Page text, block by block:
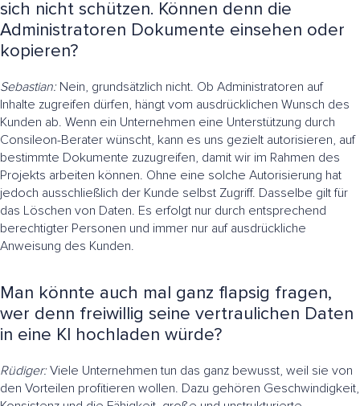
sich nicht schützen. Können denn die
Administratoren Dokumente einsehen oder
kopieren?
Sebastian: Nein, grundsätzlich nicht. Ob Administratoren auf
Inhalte zugreifen dürfen, hängt vom ausdrücklichen Wunsch des
Kunden ab. Wenn ein Unternehmen eine Unterstützung durch
Consileon-Berater wünscht, kann es uns gezielt autorisieren, auf
bestimmte Dokumente zuzugreifen, damit wir im Rahmen des
Projekts arbeiten können. Ohne eine solche Autorisierung hat
jedoch ausschließlich der Kunde selbst Zugriff. Dasselbe gilt für
das Löschen von Daten. Es erfolgt nur durch entsprechend
berechtigter Personen und immer nur auf ausdrückliche
Anweisung des Kunden.
Man könnte auch mal ganz flapsig fragen,
wer denn freiwillig seine vertraulichen Daten
in eine KI hochladen würde?
Rüdiger:Viele Unternehmen tun das ganz bewusst, weil sie von
den Vorteilen profitieren wollen. Dazu gehören Geschwindigkeit,